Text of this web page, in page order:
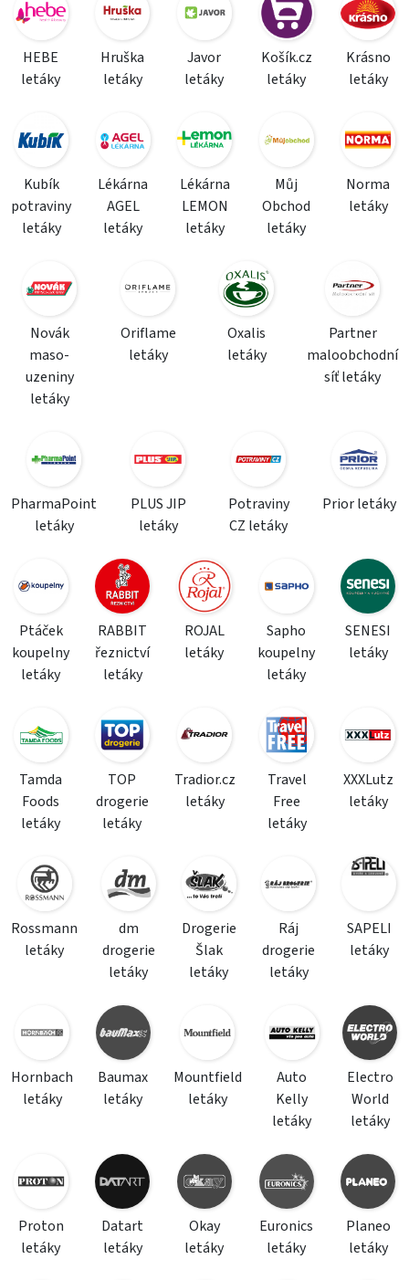
HEBE
letáky
Hruška
letáky
Javor
letáky
Košík.cz
letáky
Krásno
letáky
Kubík
potraviny
letáky
Lékárna
AGEL
letáky
Lékárna
LEMON
letáky
Můj
Obchod
letáky
Norma
letáky
Novák
maso-
uzeniny
letáky
Oriflame
letáky
Oxalis
letáky
Partner
maloobchodní
síť letáky
PharmaPoint
letáky
PLUS JIP
letáky
Potraviny
CZ letáky
Prior letáky
Ptáček
koupelny
letáky
RABBIT
řeznictví
letáky
ROJAL
letáky
Sapho
koupelny
letáky
SENESI
letáky
Tamda
Foods
letáky
TOP
drogerie
letáky
Tradior.cz
letáky
Travel
Free
letáky
XXXLutz
letáky
Rossmann
letáky
dm
drogerie
letáky
Drogerie
Šlak
letáky
Ráj
drogerie
letáky
SAPELI
letáky
Hornbach
letáky
Baumax
letáky
Mountfield
letáky
Auto
Kelly
letáky
Electro
World
letáky
Proton
letáky
Datart
letáky
Okay
letáky
Euronics
letáky
Planeo
letáky